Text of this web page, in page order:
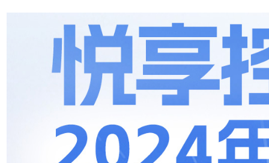
全场景AI创作引擎上
线。悦灵犀AI拥有文
生图、文生视频、图
生视频等12项核心技
术，行业场景覆盖率
高达97.3%，响应速
度达毫秒级，商业转
化效率超90%。